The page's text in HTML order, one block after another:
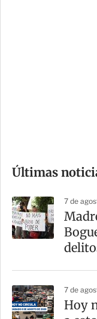
m
a
r
t
Últimas
7 de
7 de
Hoy